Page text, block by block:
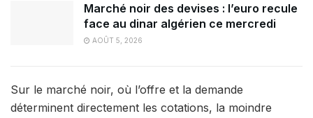
Marché noir des devises : l’euro recule
face au dinar algérien ce mercredi
AOÛT 5, 2026
Sur le marché noir, où l’offre et la demande
déterminent directement les cotations, la moindre